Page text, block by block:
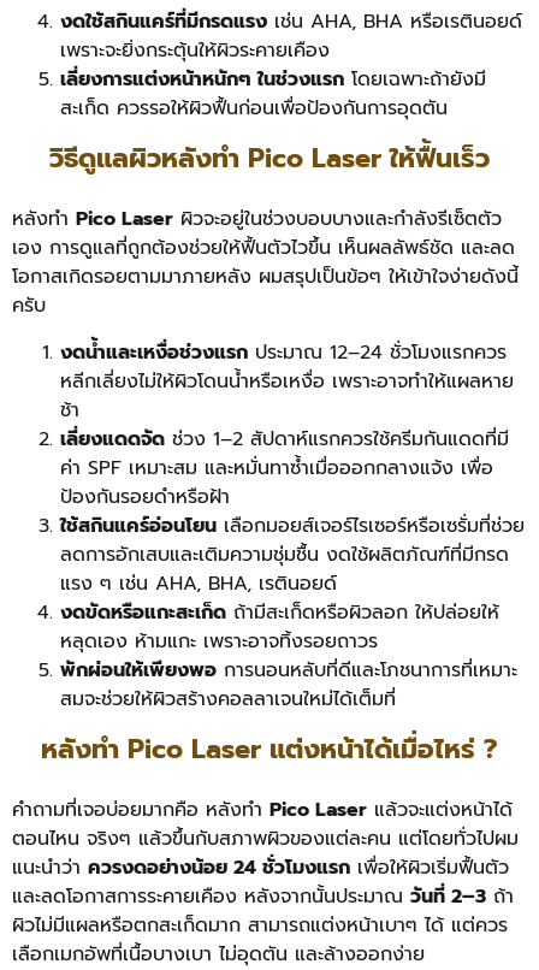
งดใช้สกินแคร์ที่มีกรดแรง เช่น AHA, BHA หรือเรตินอยด์
เพราะจะยิ่งกระตุ้นให้ผิวระคายเคือง
เลี่ยงการแต่งหน้าหนักๆ ในช่วงแรก โดยเฉพาะถ้ายังมี
สะเก็ด ควรรอให้ผิวฟื้นก่อนเพื่อป้องกันการอุดตัน
วิธีดูแลผิวหลังทํา Pico Laser ให้ฟื้นเร็ว
หลังทำ Pico Laser ผิวจะอยู่ในช่วงบอบบางและกำลังรีเซ็ตตัว
เอง การดูแลที่ถูกต้องช่วยให้ฟื้นตัวไวขึ้น เห็นผลลัพธ์ชัด และลด
โอกาสเกิดรอยตามมาภายหลัง ผมสรุปเป็นข้อๆ ให้เข้าใจง่ายดังนี้
ครับ
งดน้ำและเหงื่อช่วงแรก ประมาณ 12–24 ชั่วโมงแรกควร
หลีกเลี่ยงไม่ให้ผิวโดนน้ำหรือเหงื่อ เพราะอาจทำให้แผลหาย
ช้า
เลี่ยงแดดจัด ช่วง 1–2 สัปดาห์แรกควรใช้ครีมกันแดดที่มี
ค่า SPF เหมาะสม และหมั่นทาซ้ำเมื่อออกกลางแจ้ง เพื่อ
ป้องกันรอยดำหรือฝ้า
ใช้สกินแคร์อ่อนโยน เลือกมอยส์เจอร์ไรเซอร์หรือเซรั่มที่ช่วย
ลดการอักเสบและเติมความชุ่มชื้น งดใช้ผลิตภัณฑ์ที่มีกรด
แรง ๆ เช่น AHA, BHA, เรตินอยด์
งดขัดหรือแกะสะเก็ด ถ้ามีสะเก็ดหรือผิวลอก ให้ปล่อยให้
หลุดเอง ห้ามแกะ เพราะอาจทิ้งรอยถาวร
พักผ่อนให้เพียงพอ การนอนหลับที่ดีและโภชนาการที่เหมาะ
สมจะช่วยให้ผิวสร้างคอลลาเจนใหม่ได้เต็มที่
หลังทํา Pico Laser แต่งหน้าได้เมื่อไหร่ ?
คำถามที่เจอบ่อยมากคือ หลังทำ Pico Laser แล้วจะแต่งหน้าได้
ตอนไหน จริงๆ แล้วขึ้นกับสภาพผิวของแต่ละคน แต่โดยทั่วไปผม
แนะนำว่า ควรงดอย่างน้อย 24 ชั่วโมงแรก เพื่อให้ผิวเริ่มฟื้นตัว
และลดโอกาสการระคายเคือง หลังจากนั้นประมาณ วันที่ 2–3 ถ้า
ผิวไม่มีแผลหรือตกสะเก็ดมาก สามารถแต่งหน้าเบาๆ ได้ แต่ควร
เลือกเมกอัพที่เนื้อบางเบา ไม่อุดตัน และล้างออกง่าย